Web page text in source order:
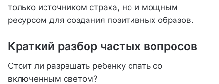
только источником страха, но и мощным
ресурсом для создания позитивных образов.
Краткий разбор частых вопросов
Стоит ли разрешать ребенку спать со
включенным светом?